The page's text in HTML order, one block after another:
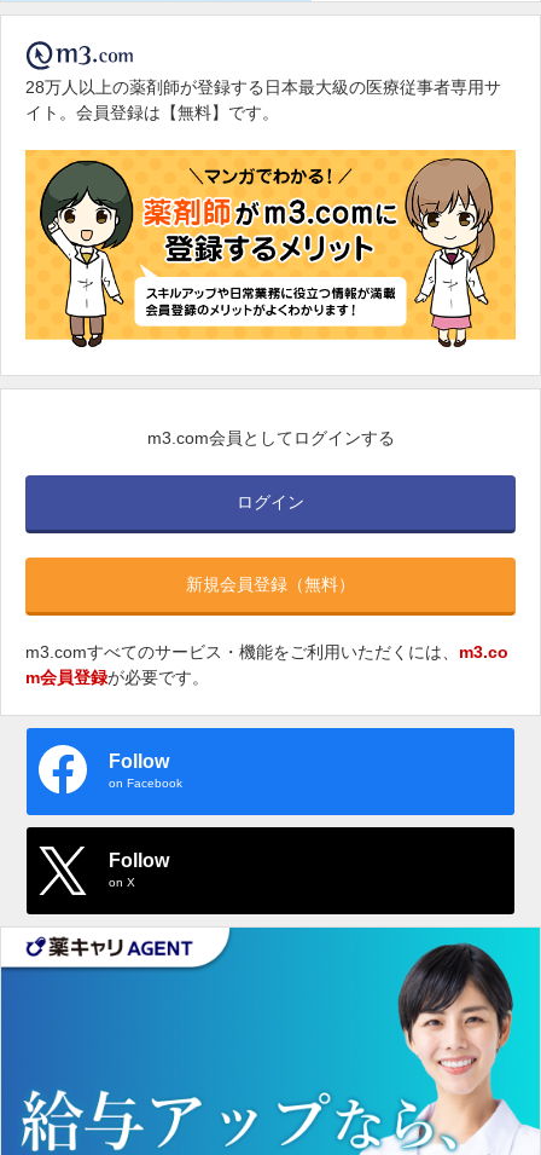
28万人以上の薬剤師が登録する日本最大級の医療従事者専用サ
イト。会員登録は【無料】です。
m3.com会員としてログインする
ログイン
新規会員登録（無料）
m3.comすべてのサービス・機能をご利用いただくには、 m3.co
m会員登録が必要です。
Follow
on Facebook
Follow
on X